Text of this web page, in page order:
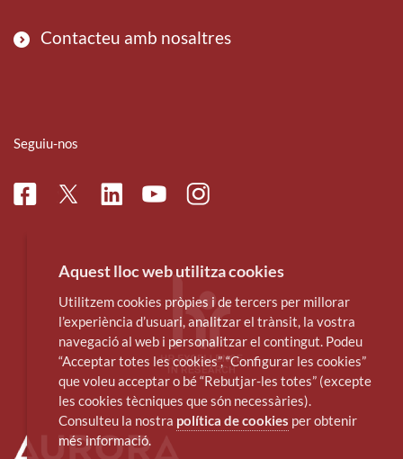
Contacteu amb nosaltres
Seguiu-nos
FacebookTwitterLinkedinYoutubeInstagram
Aquest lloc web utilitza cookies
Utilitzem cookies pròpies i de tercers per millorar
l’experiència d’usuari, analitzar el trànsit, la vostra
navegació al web i personalitzar el contingut. Podeu
“Acceptar totes les cookies”, “Configurar les cookies”
que voleu acceptar o bé “Rebutjar-les totes” (excepte
les cookies tècniques que són necessàries).
Consulteu la nostra política de cookies per obtenir
més informació.